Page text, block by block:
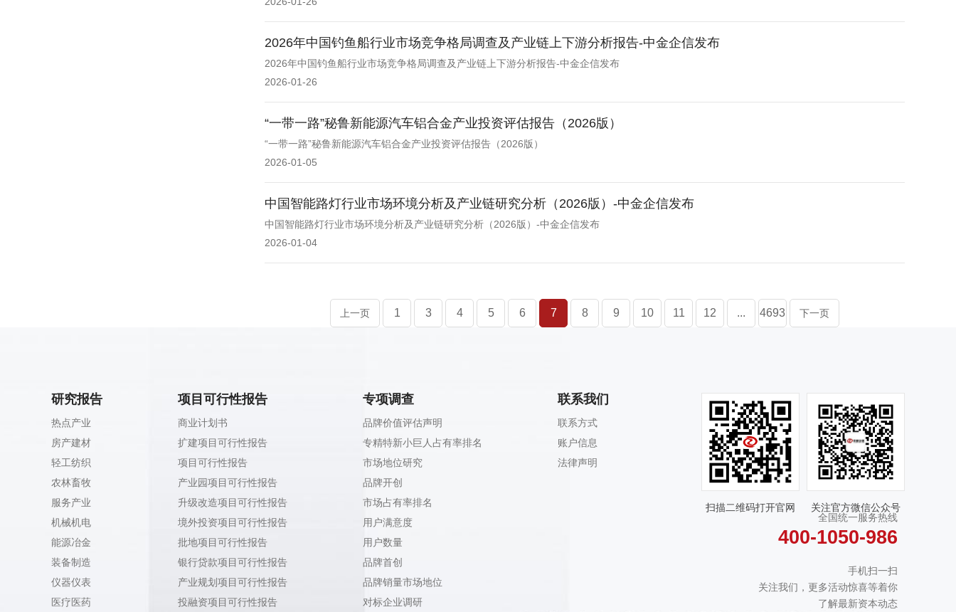
2026年中国钓鱼船行业市场竞争格局调查及产业链上下游分析报告-中金企信发布
2026年中国钓鱼船行业市场竞争格局调查及产业链上下游分析报告-中金企信发布
2026-01-26
“一带一路”秘鲁新能源汽车铝合金产业投资评估报告（2026版）
“一带一路”秘鲁新能源汽车铝合金产业投资评估报告（2026版）
2026-01-05
中国智能路灯行业市场环境分析及产业链研究分析（2026版）-中金企信发布
中国智能路灯行业市场环境分析及产业链研究分析（2026版）-中金企信发布
2026-01-04
上一页 1 3 4 5 6 7 8 9 10 11 12 ... 4693 下一页
研究报告
热点产业
房产建材
轻工纺织
农林畜牧
服务产业
机械机电
能源冶金
装备制造
仪器仪表
医疗医药
项目可行性报告
商业计划书
扩建项目可行性报告
项目可行性报告
产业园项目可行性报告
升级改造项目可行性报告
境外投资项目可行性报告
批地项目可行性报告
银行贷款项目可行性报告
产业规划项目可行性报告
投融资项目可行性报告
专项调查
品牌价值评估声明
专精特新小巨人占有率排名
市场地位研究
品牌开创
市场占有率排名
用户满意度
用户数量
品牌首创
品牌销量市场地位
对标企业调研
联系我们
联系方式
账户信息
法律声明
扫描二维码打开官网
关注官方微信公众号
全国统一服务热线
400-1050-986
手机扫一扫
关注我们，更多活动惊喜等着你
了解最新资本动态